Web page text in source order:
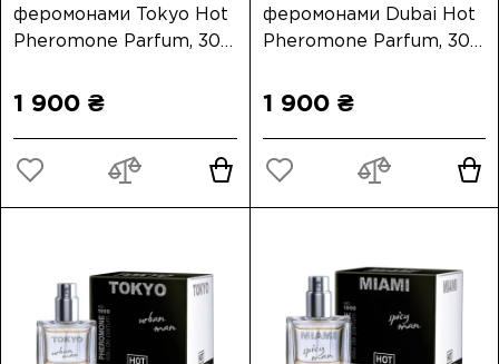
феромонами Tokyo Hot
Pheromone Parfum, 30
1 900 ₴
феромонами Dubai Hot
Pheromone Parfum, 30
1 900 ₴